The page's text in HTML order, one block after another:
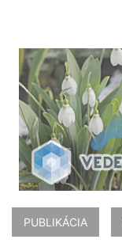
PUBLIKÁCIA